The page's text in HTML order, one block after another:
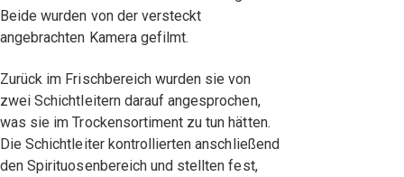
Beide wurden von der versteckt
angebrachten Kamera gefilmt.
Zurück im Frischbereich wurden sie von
zwei Schichtleitern darauf angesprochen,
was sie im Trockensortiment zu tun hätten.
Die Schichtleiter kontrollierten anschließend
den Spirituosenbereich und stellten fest,